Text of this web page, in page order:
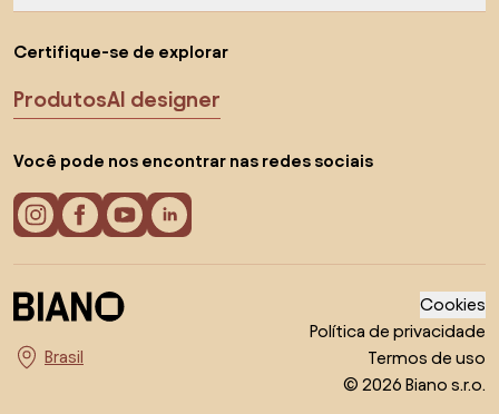
Certifique-se de explorar
ProdutosAI designer
Você pode nos encontrar nas redes sociais
Escolha o país
Cookies
Política de privacidade
Termos de uso
© 2026 Biano s.r.o.